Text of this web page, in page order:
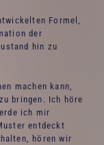
Formel,
der
hin zu
machen kann,
bringen. Ich höre
ich mir
entdeckt
hören wir